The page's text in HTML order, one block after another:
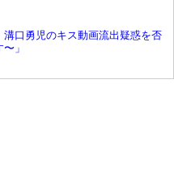
溝口勇児のキス動画流出疑惑を否
」